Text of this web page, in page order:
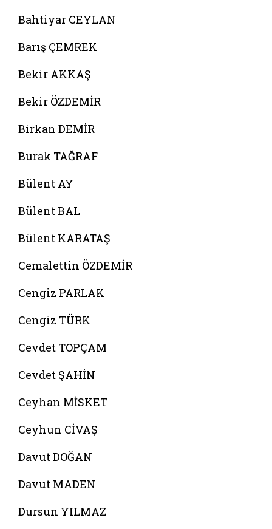
Bahtiyar CEYLAN
Barış ÇEMREK
Bekir AKKAŞ
Bekir ÖZDEMİR
Birkan DEMİR
Burak TAĞRAF
Bülent AY
Bülent BAL
Bülent KARATAŞ
Cemalettin ÖZDEMİR
Cengiz PARLAK
Cengiz TÜRK
Cevdet TOPÇAM
Cevdet ŞAHİN
Ceyhan MİSKET
Ceyhun CİVAŞ
Davut DOĞAN
Davut MADEN
Dursun YILMAZ